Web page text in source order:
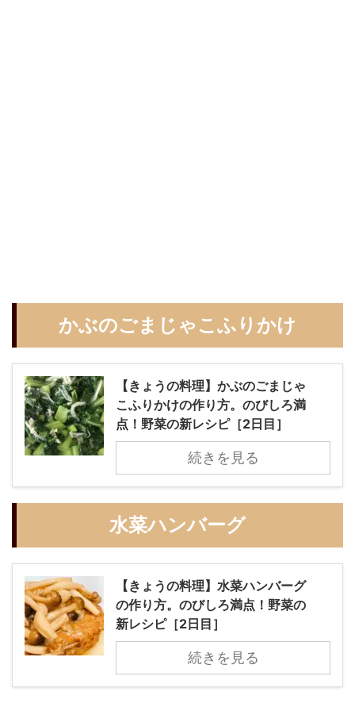
かぶのごまじゃこふりかけ
【きょうの料理】かぶのごまじゃ
こふりかけの作り方。のびしろ満
点！野菜の新レシピ［2日目］
続きを見る
水菜ハンバーグ
【きょうの料理】水菜ハンバーグ
の作り方。のびしろ満点！野菜の
新レシピ［2日目］
続きを見る